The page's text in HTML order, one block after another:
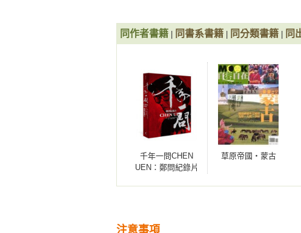
會變成乾燥無聊的公路考察之旅。
13／葡萄牙Portugal／聽著Fado喝下去
走在里斯本上上下下的石板路上我很怕跌
迷失在酒館林立的巷弄。
14／伊斯坦堡Istanbul／每個屋頂都是買醉
伊斯坦堡有千千萬萬個屋頂，在黃昏時分
望著海的方向。
15／哈瓦那Havana／和海明威一起買醉
Havana Club標誌是旅程中的鮮明旗幟，
在女神的指引下我從這個吧台晃盪到下個吧
同作者書籍 同書系書籍 同分類書籍 同
千年一問CHEN
UEN：鄭問紀錄片
草原帝國‧蒙古
注意事項